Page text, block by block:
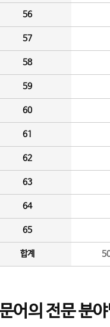
56
57
58
59
60
61
62
63
64
65
합계
어의 전문 분